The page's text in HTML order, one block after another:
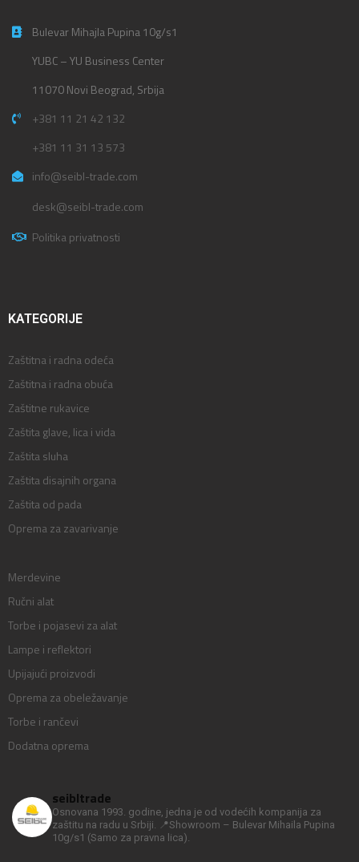
Bulevar Mihajla Pupina 10g/s1
YUBC – YU Business Center
11070 Novi Beograd, Srbija
+381 11 21 42 132
+381 11 31 13 573
info@seibl-trade.com
desk@seibl-trade.com
Politika privatnosti
KATEGORIJE
Zaštitna i radna odeća
Zaštitna i radna obuća
Zaštitne rukavice
Zaštita glave, lica i vida
Zaštita sluha
Zaštita disajnih organa
Zaštita od pada
Oprema za zavarivanje
Merdevine
Ručni alat
Torbe i pojasevi za alat
Lampe i reflektori
Upijajući proizvodi
Oprema za obeležavanje
Torbe i rančevi
Dodatna oprema
seibltrade
Osnovana 1993. godine, jedna je od vodećih kompanija za
zaštitu na radu u Srbiji. 📍Showroom – Bulevar Mihaila Pupina
10g/s1 (Samo za pravna lica).